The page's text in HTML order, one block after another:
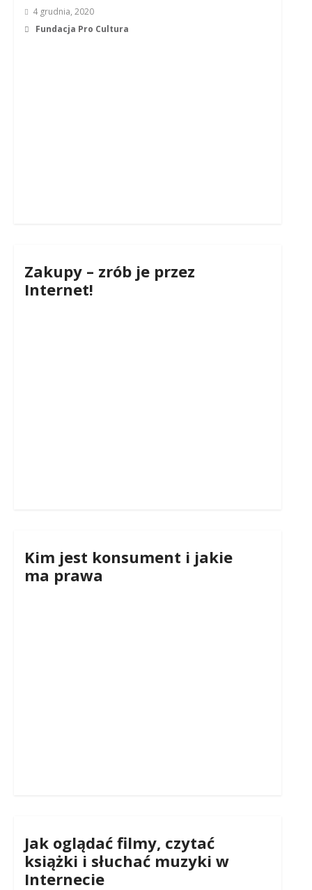
4 grudnia, 2020
Fundacja Pro Cultura
Zakupy – zrób je przez
Internet!
Kim jest konsument i jakie
ma prawa
Jak oglądać filmy, czytać
książki i słuchać muzyki w
Internecie